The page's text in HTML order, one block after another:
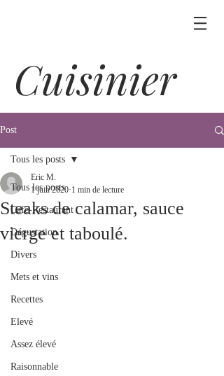
Cuisinier
Post
Tous les posts
Café-Restaurant
Dégustation
Divers
Mets et vins
Recettes
Elevé
Assez élevé
Raisonnable
Tous les posts
Steaks de calamar, sauce
vierge et taboulé.
Eric M.
1 juin 2020 1 min de lecture